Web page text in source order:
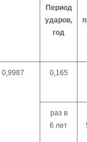
Период
ударов,
год
0,9987 0,165
раз в
6 лет